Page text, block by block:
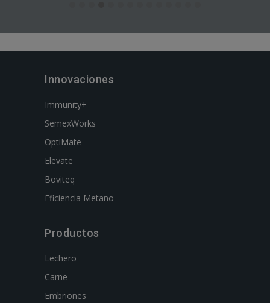
Innovaciones
Immunity+
SemexWorks
OptiMate
Elevate
Boviteq
Eficiencia Metano
Productos
Lechero
Carne
Embriones